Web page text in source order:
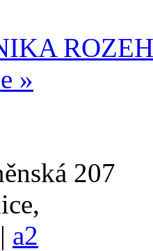
»
207
a2